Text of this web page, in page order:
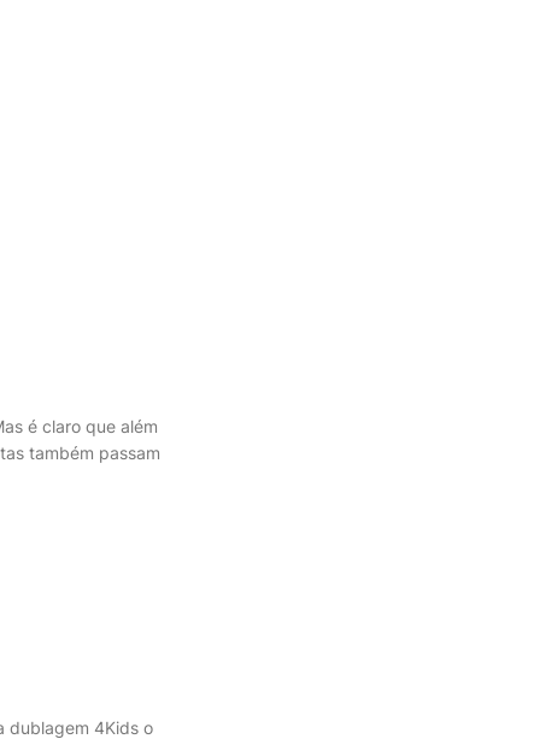
é claro que além
também passam
dublagem 4Kids o